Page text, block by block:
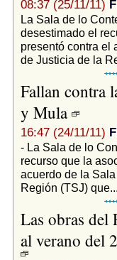
08:37 (25/11/11)
La Sala de lo
desestimado el
presentó contra el
de Justicia de la
Fallan contra
y Mula
16:47 (24/11/11)
- La Sala de lo
recurso que la
acuerdo de la
Región (TSJ) que...
Las obras del
al verano del